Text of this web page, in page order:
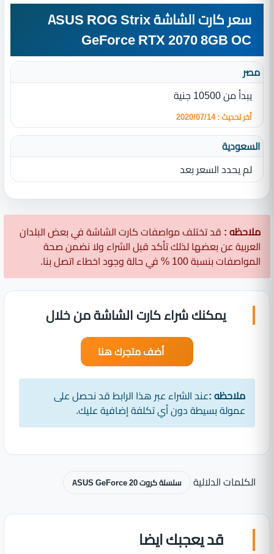
سعر كارت الشاشة ASUS ROG Strix
GeForce RTX 2070 8GB OC
مصر
يبدأ من 10500 جنية
أخر تحديث : 2020/07/14
السعودية
لم يحدد السعر بعد
ملاحظه : قد تختلف مواصفات كارت الشاشة في بعض البلدان
العربية عن بعضها لذلك تأكد قبل الشراء ولا نضمن صحة
المواصفات بنسبة 100 % في حالة وجود اخطاء اتصل بنا.
يمكنك شراء كارت الشاشة من خلال
أضف متجرك هنا
ملاحظه :عند الشراء عبر هذا الرابط قد نحصل على
عمولة بسيطة دون أي تكلفة إضافية عليك.
الكلمات الدلالية سلسلة كروت ASUS GeForce 20
قد يعجبك ايضا